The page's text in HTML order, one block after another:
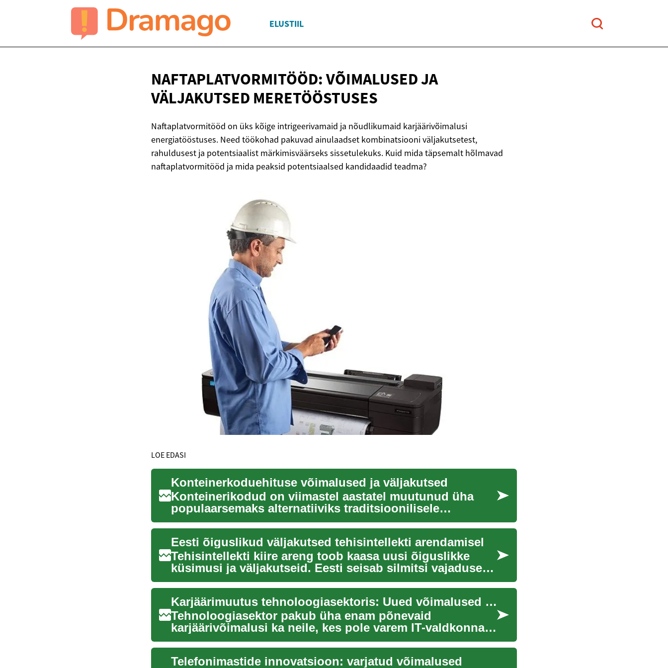
ELUSTIIL
NAFTAPLATVORMITÖÖD: VÕIMALUSED JA
VÄLJAKUTSED MERETÖÖSTUSES
Naftaplatvormitööd on üks kõige intrigeerivamaid ja nõudlikumaid karjäärivõimalusi
energiatööstuses. Need töökohad pakuvad ainulaadset kombinatsiooni väljakutsetest,
rahuldusest ja potentsiaalist märkimisväärseks sissetulekuks. Kuid mida täpsemalt hõlmavad
naftaplatvormitööd ja mida peaksid potentsiaalsed kandidaadid teadma?
LOE EDASI
Konteinerkoduehituse võimalused ja väljakutsed
Konteinerikodud on viimastel aastatel muutunud üha
populaarsemaks alternatiiviks traditsioonilisele
elamuehitusele. N...
Eesti õiguslikud väljakutsed tehisintellekti arendamisel
Tehisintellekti kiire areng toob kaasa uusi õiguslikke
küsimusi ja väljakutseid. Eesti seisab silmitsi vajadusega
koh...
Karjäärimuutus tehnoloogiasektoris: Uued võimalused ja väljakutsed
Tehnoloogiasektor pakub üha enam põnevaid
karjäärivõimalusi ka neile, kes pole varem IT-valdkonnas
töötanud. See arti...
Telefonimastide innovatsioon: varjatud võimalused